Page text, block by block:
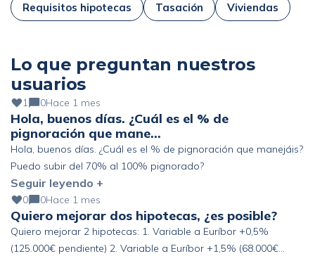
Requisitos hipotecas Tasación Viviendas
Lo que preguntan nuestros
usuarios
1 0Hace 1 mes
Hola, buenos días. ¿Cuál es el % de
pignoración que mane…
Hola, buenos días. ¿Cuál es el % de pignoración que manejáis?
Puedo subir del 70% al 100% pignorado?
Seguir leyendo +
0 0Hace 1 mes
Quiero mejorar dos hipotecas, ¿es posible?
Quiero mejorar 2 hipotecas: 1. Variable a Euríbor +0,5%
(125.000€ pendiente) 2. Variable a Euríbor +1,5% (68.000€